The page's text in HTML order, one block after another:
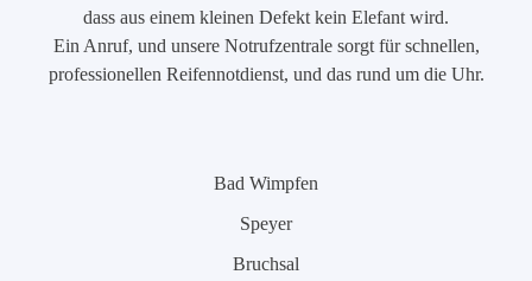
dass aus einem kleinen Defekt kein Elefant wird.
Ein Anruf, und unsere Notrufzentrale sorgt für schnellen,
professionellen Reifennotdienst, und das rund um die Uhr.
Bad Wimpfen
Speyer
Bruchsal